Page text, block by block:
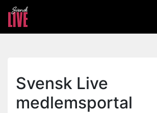
Svensk Live
medlemsportal